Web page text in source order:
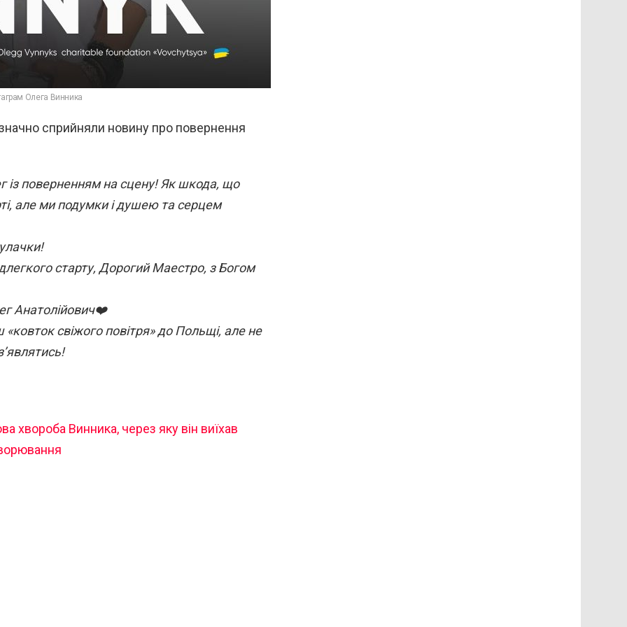
Олега Винника
сприйняли новину про повернення
із поверненням на сцену! Як шкода, що
але ми подумки і душею та серцем
старту, Дорогий Маестро, з Богом
Анатолійович❤️
«ковток свіжого повітря» до Польщі, але не
хвороба Винника, через яку він виїхав